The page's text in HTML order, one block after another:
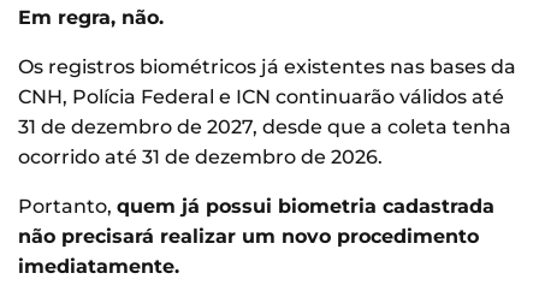
Em regra, não.
Os registros biométricos já existentes nas bases da
CNH, Polícia Federal e ICN continuarão válidos até
31 de dezembro de 2027, desde que a coleta tenha
ocorrido até 31 de dezembro de 2026.
Portanto, quem já possui biometria cadastrada
não precisará realizar um novo procedimento
imediatamente.